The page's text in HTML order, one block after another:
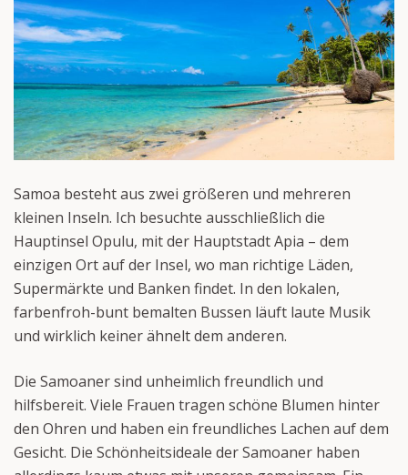
Samoa besteht aus zwei größeren und mehreren
kleinen Inseln. Ich besuchte ausschließlich die
Hauptinsel Opulu, mit der Hauptstadt Apia – dem
einzigen Ort auf der Insel, wo man richtige Läden,
Supermärkte und Banken findet. In den lokalen,
farbenfroh-bunt bemalten Bussen läuft laute Musik
und wirklich keiner ähnelt dem anderen.
Die Samoaner sind unheimlich freundlich und
hilfsbereit. Viele Frauen tragen schöne Blumen hinter
den Ohren und haben ein freundliches Lachen auf dem
Gesicht. Die Schönheitsideale der Samoaner haben